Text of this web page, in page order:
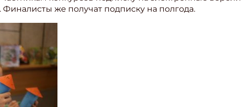
же получат подписку на полгода.